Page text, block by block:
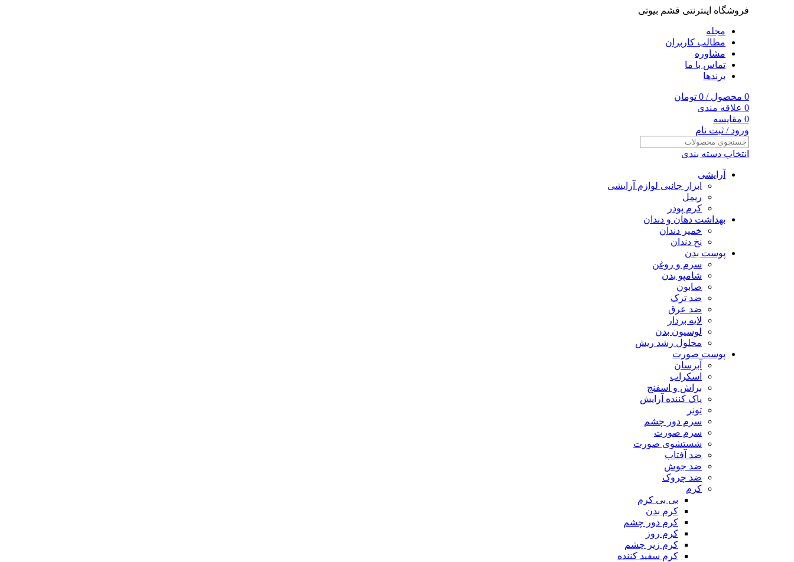
فروشگاه اینترنتی قشم بیوتی
مجله
مطالب کاربران
مشاوره
تماس با ما
برندها
0 محصول /
0 تومان
0 علاقه مندی
0 مقایسه
ورود / ثبت نام
انتخاب دسته بندی
آرایشی
ابزار جانبی لوازم آرایشی
ریمل
کرم پودر
بهداشت دهان و دندان
خمیر دندان
نخ دندان
پوست بدن
سرم و روغن
شامپو بدن
صابون
ضد ترک
ضد عرق
لایه بردار
لوسیون بدن
محلول رشد ریش
پوست صورت
آبرسان
اسکراب
براش و اسفنج
پاک کننده آرایش
تونر
سرم دور چشم
سرم صورت
شستشوی صورت
ضد آفتاب
ضد جوش
ضد چروک
کرم
بی بی کرم
کرم بدن
کرم دور چشم
کرم روز
کرم زیر چشم
کرم سفید کننده